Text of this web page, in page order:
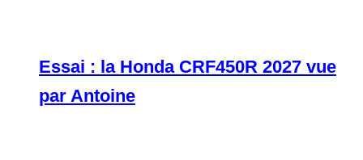
Essai : la Honda CRF450R 2027 vue
par Antoine